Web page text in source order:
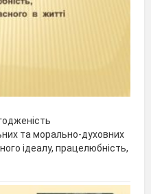
та морально-духовних
ідеалу, працелюбність,